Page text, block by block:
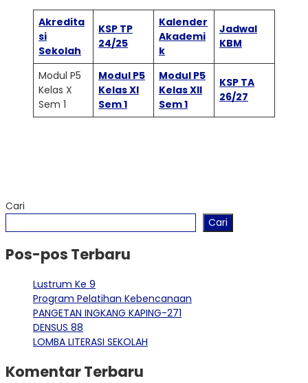
Akredita
si
Sekolah
KSP TP
24/25
Kalender
Akademi
k
Jadwal
KBM
Modul P5
Kelas X
Sem 1
Modul P5
Kelas XI
Sem 1
Modul P5
Kelas XII
Sem 1
KSP TA
26/27
Cari
Cari
Pos-pos Terbaru
Lustrum Ke 9
Program Pelatihan Kebencanaan
PANGETAN INGKANG KAPING-271
DENSUS 88
LOMBA LITERASI SEKOLAH
Komentar Terbaru